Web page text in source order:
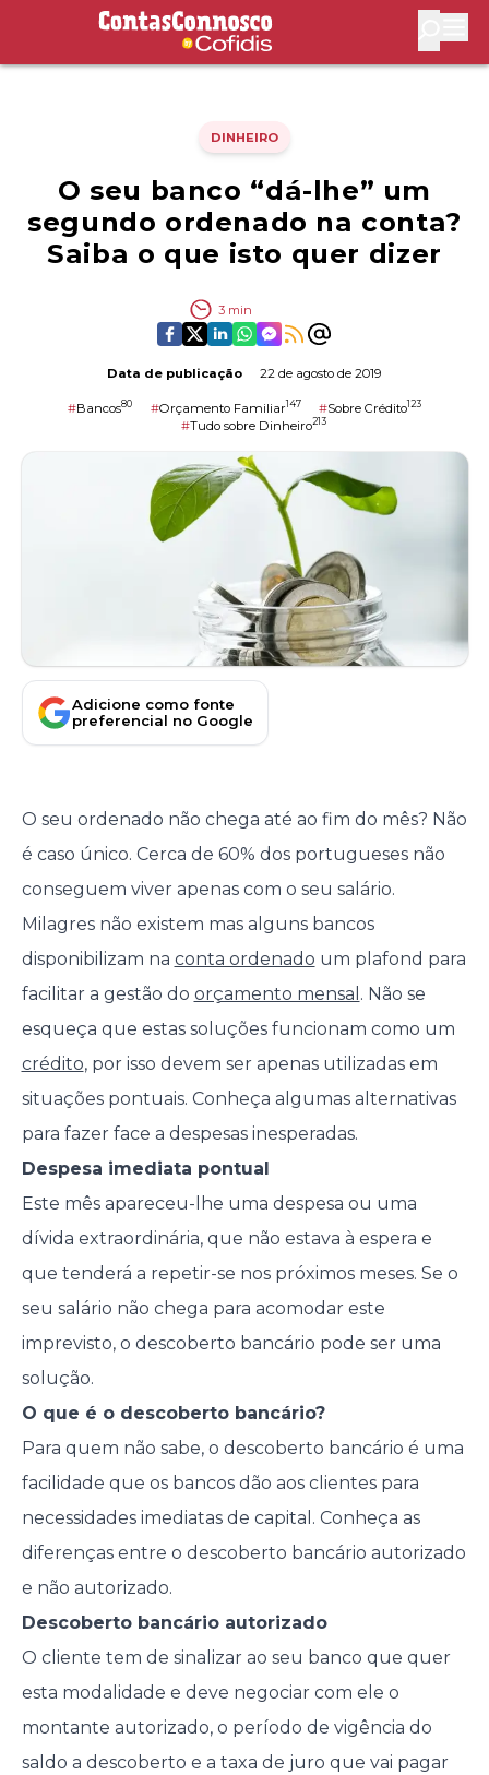
Contas Connosco by Cofidis
DINHEIRO
O seu banco “dá-lhe” um
segundo ordenado na conta?
Saiba o que isto quer dizer
3 min
Data de publicação 22 de agosto de 2019
#Bancos80 #Orçamento Familiar147 #Sobre Crédito123
#Tudo sobre Dinheiro213
Adicione como fonte
preferencial no Google
O seu ordenado não chega até ao fim do mês? Não
é caso único. Cerca de 60% dos portugueses não
conseguem viver apenas com o seu salário.
Milagres não existem mas alguns bancos
disponibilizam na conta ordenado um plafond para
facilitar a gestão do orçamento mensal . Não se
esqueça que estas soluções funcionam como um
crédito, por isso devem ser apenas utilizadas em
situações pontuais. Conheça algumas alternativas
para fazer face a despesas inesperadas.
Despesa imediata pontual
Este mês apareceu-lhe uma despesa ou uma
dívida extraordinária, que não estava à espera e
que tenderá a repetir-se nos próximos meses. Se o
seu salário não chega para acomodar este
imprevisto, o descoberto bancário pode ser uma
solução.
O que é o descoberto bancário?
Para quem não sabe, o descoberto bancário é uma
facilidade que os bancos dão aos clientes para
necessidades imediatas de capital. Conheça as
diferenças entre o descoberto bancário autorizado
e não autorizado.
Descoberto bancário autorizado
O cliente tem de sinalizar ao seu banco que quer
esta modalidade e deve negociar com ele o
montante autorizado, o período de vigência do
saldo a descoberto e a taxa de juro que vai pagar